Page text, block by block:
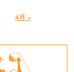
4月 »